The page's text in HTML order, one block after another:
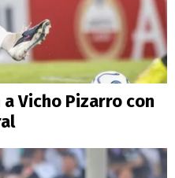
Vicho Pizarro con